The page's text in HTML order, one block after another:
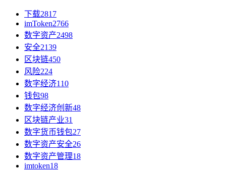
下载2817
imToken2766
数字资产2498
安全2139
区块链450
风险224
数字经济110
钱包98
数字经济创新48
区块链产业31
数字货币钱包27
数字资产安全26
数字资产管理18
imtoken18